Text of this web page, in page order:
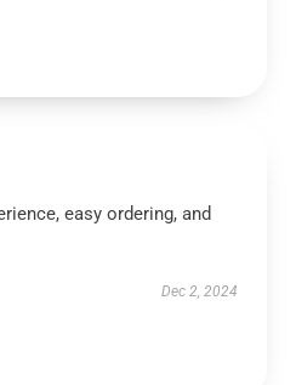
easy ordering, and
Dec 2, 2024